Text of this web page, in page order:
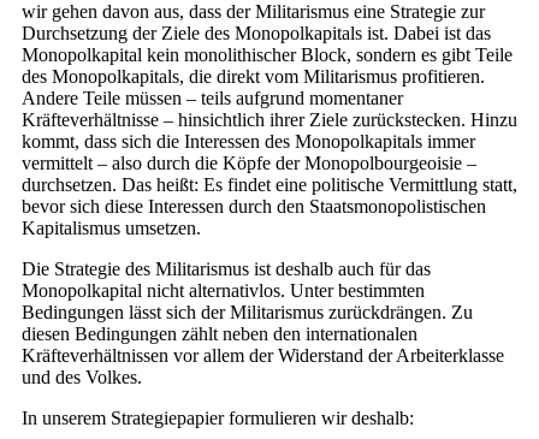
wir gehen davon aus, dass der Militarismus eine Strategie zur
Durchsetzung der Ziele des Monopolkapitals ist. Dabei ist das
Monopolkapital kein monolithischer Block, sondern es gibt Teile
des Monopolkapitals, die direkt vom Militarismus profitieren.
Andere Teile müssen – teils aufgrund momentaner
Kräfteverhältnisse – hinsichtlich ihrer Ziele zurückstecken. Hinzu
kommt, dass sich die Interessen des Monopolkapitals immer
vermittelt – also durch die Köpfe der Monopolbourgeoisie –
durchsetzen. Das heißt: Es findet eine politische Vermittlung statt,
bevor sich diese Interessen durch den Staatsmonopolistischen
Kapitalismus umsetzen.
Die Strategie des Militarismus ist deshalb auch für das
Monopolkapital nicht alternativlos. Unter bestimmten
Bedingungen lässt sich der Militarismus zurückdrängen. Zu
diesen Bedingungen zählt neben den internationalen
Kräfteverhältnissen vor allem der Widerstand der Arbeiterklasse
und des Volkes.
In unserem Strategiepapier formulieren wir deshalb: